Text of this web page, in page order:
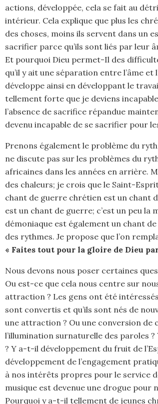
actions, développée, cela se fait au
intérieur. Cela explique que plus les
des choses, moins ils servent dans un
sacrifier parce qu’ils sont liés par leur
Et pourquoi Dieu permet-Il des
qu’il y ait une séparation entre l’âme
développe ainsi en développant le
tellement forte que je deviens
l’absence de sacrifice répandue
devenu incapable de se sacrifier pour
Prenons également le problème du
ne discute pas sur les problèmes du
africaines dans les années en arrière.
des chaleurs; je crois que le Saint-
chant de guerre chrétien est un chant
est un chant de guerre; c’est un peu la
démoniaque est également un chant
des rythmes. Je propose que l’on
« Faites tout pour la gloire de Dieu
Nous devons nous poser certaines
Ou est-ce que cela nous centre sur
attraction ? Les gens ont été
sont convertis et qu’ils sont nés de
une attraction ? Ou une conversion de
l’illumination surnaturelle des paroles
? Y a-t-il développement du fruit de
développement de l’engagement
à nos intérêts propres pour le service
musique est devenue une drogue pour
Pourquoi y a-t-il tellement de jeunes